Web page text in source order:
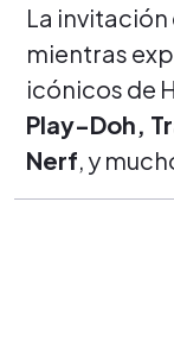
La
mientras
icónicos de
Play-Doh,
Nerf, y